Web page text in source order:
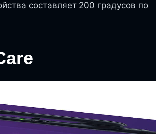
составляет 200 градусов по